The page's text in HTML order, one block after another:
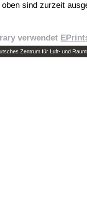
oben sind zurzeit
verwendet
Zentrum für Luft- und